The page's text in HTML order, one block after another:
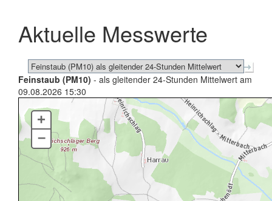
schließen
Aktuelle Messwerte
Feinstaub (PM10) - als gleitender 24-Stunden Mittelwert am
09.08.2026 15:30
+
–